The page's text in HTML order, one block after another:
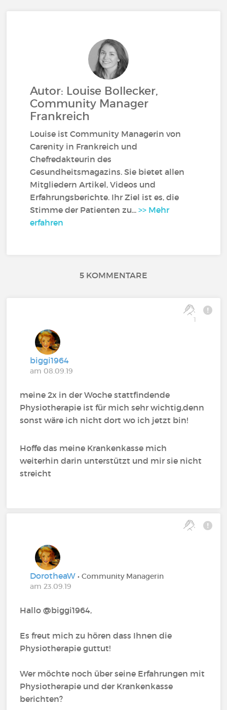
Autor: Louise Bollecker,
Community Manager
Frankreich
Louise ist Community Managerin von
Carenity in Frankreich und
Chefredakteurin des
Gesundheitsmagazins. Sie bietet allen
Mitgliedern Artikel, Videos und
Erfahrungsberichte. Ihr Ziel ist es, die
Stimme der Patienten zu...>> Mehr
erfahren
5 KOMMENTARE
1
biggi1964
am 08.09.19
meine 2x in der Woche stattfindende
Physiotherapie ist für mich sehr wichtig,denn
sonst wäre ich nicht dort wo ich jetzt bin!
Hoffe das meine Krankenkasse mich
weiterhin darin unterstützt und mir sie nicht
streicht
DorotheaW• Community Managerin
am 23.09.19
Hallo @biggi1964‍,
Es freut mich zu hören dass Ihnen die
Physiotherapie guttut!
Wer möchte noch über seine Erfahrungen mit
Physiotherapie und der Krankenkasse
berichten?